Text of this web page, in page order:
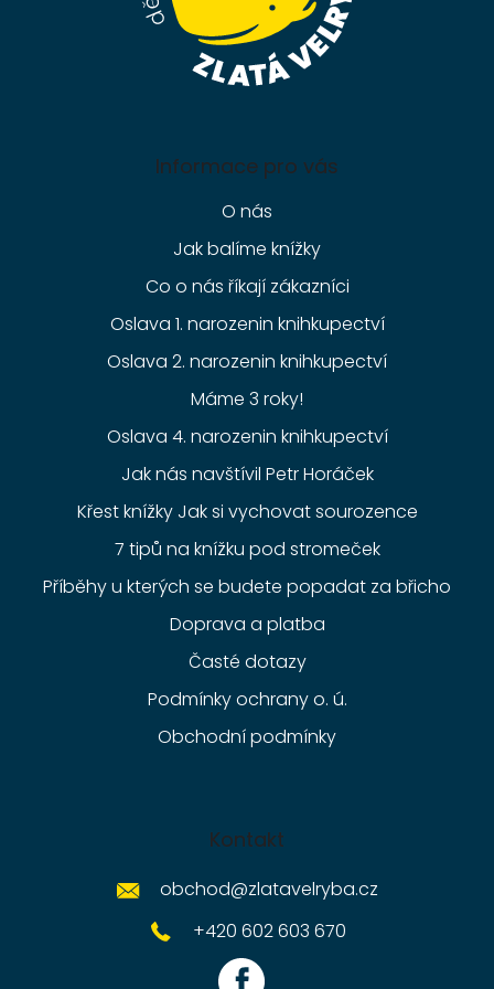
Informace pro vás
O nás
Jak balíme knížky
Co o nás říkají zákazníci
Oslava 1. narozenin knihkupectví
Oslava 2. narozenin knihkupectví
Máme 3 roky!
Oslava 4. narozenin knihkupectví
Jak nás navštívil Petr Horáček
Křest knížky Jak si vychovat sourozence
7 tipů na knížku pod stromeček
Příběhy u kterých se budete popadat za břicho
Doprava a platba
Časté dotazy
Podmínky ochrany o. ú.
Obchodní podmínky
Kontakt
obchod@zlatavelryba.cz
+420 602 603 670